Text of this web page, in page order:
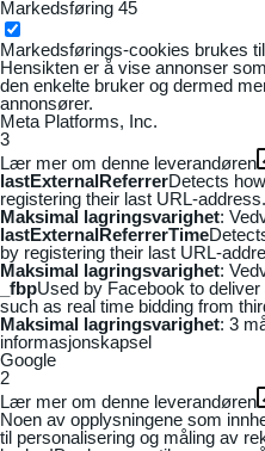
Markedsføring 45
Markedsførings-cookies brukes
Hensikten er å vise annonser
den enkelte bruker og dermed
annonsører.
Meta Platforms, Inc.
3
Lær mer om denne leverandøren
lastExternalReferrerDetects
registering their last URL-address.
Maksimal lagringsvarighet:
lastExternalReferrerTime
by registering their last URL-
Maksimal lagringsvarighet:
_fbpUsed by Facebook to
such as real time bidding from
Maksimal lagringsvarighet: 3
informasjonskapsel
Google
2
Lær mer om denne leverandøren
Noen av opplysningene som
til personalisering og måling av